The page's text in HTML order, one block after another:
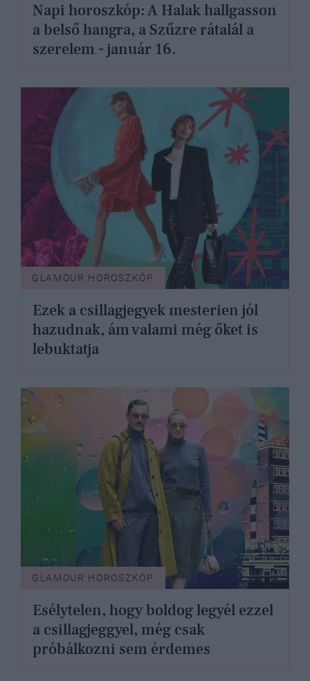
Napi horoszkóp: A Halak hallgasson
a belső hangra, a Szűzre rátalál a
szerelem - január 16.
GLAMOUR HOROSZKÓP
Ezek a csillagjegyek mesterien jól
hazudnak, ám valami még őket is
lebuktatja
GLAMOUR HOROSZKÓP
Esélytelen, hogy boldog legyél ezzel
a csillagjeggyel, még csak
próbálkozni sem érdemes